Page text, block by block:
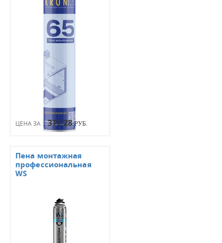
ЦЕНА ЗА : 319.28РУБ.
Пена монтажная
профессиональная
WS